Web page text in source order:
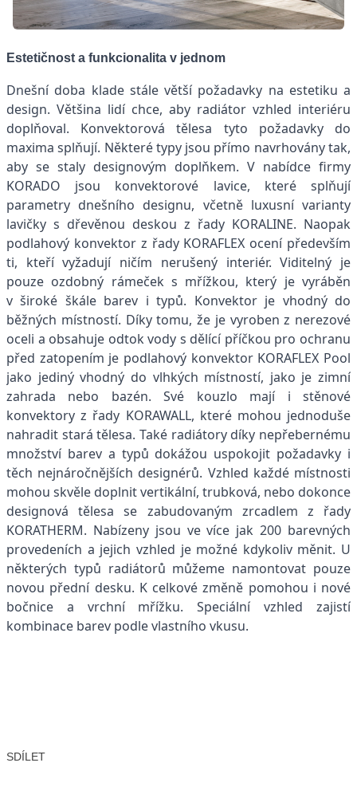
Estetičnost a funkcionalita v jednom
Dnešní doba klade stále větší požadavky na estetiku a
design. Většina lidí chce, aby radiátor vzhled interiéru
doplňoval. Konvektorová tělesa tyto požadavky do
maxima splňují. Některé typy jsou přímo navrhovány tak,
aby se staly designovým doplňkem. V nabídce firmy
KORADO jsou konvektorové lavice, které splňují
parametry dnešního designu, včetně luxusní varianty
lavičky s dřevěnou deskou z řady KORALINE. Naopak
podlahový konvektor z řady KORAFLEX ocení především
ti, kteří vyžadují ničím nerušený interiér. Viditelný je
pouze ozdobný rámeček s mřížkou, který je vyráběn
v široké škále barev i typů. Konvektor je vhodný do
běžných místností. Díky tomu, že je vyroben z nerezové
oceli a obsahuje odtok vody s dělící příčkou pro ochranu
před zatopením je podlahový konvektor KORAFLEX Pool
jako jediný vhodný do vlhkých místností, jako je zimní
zahrada nebo bazén. Své kouzlo mají i stěnové
konvektory z řady KORAWALL, které mohou jednoduše
nahradit stará tělesa. Také radiátory díky nepřebernému
množství barev a typů dokážou uspokojit požadavky i
těch nejnáročnějších designérů. Vzhled každé místnosti
mohou skvěle doplnit vertikální, trubková, nebo dokonce
designová tělesa se zabudovaným zrcadlem z řady
KORATHERM. Nabízeny jsou ve více jak 200 barevných
provedeních a jejich vzhled je možné kdykoliv měnit. U
některých typů radiátorů můžeme namontovat pouze
novou přední desku. K celkové změně pomohou i nové
bočnice a vrchní mřížku. Speciální vzhled zajistí
kombinace barev podle vlastního vkusu.
SDÍLET